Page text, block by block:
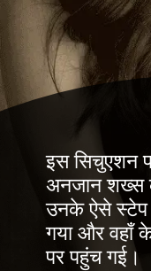
इस सिचुएशन
अनजान शख्स
उनके ऐसे स्टेप
गया और वहाँ
पर पहुंच गई।